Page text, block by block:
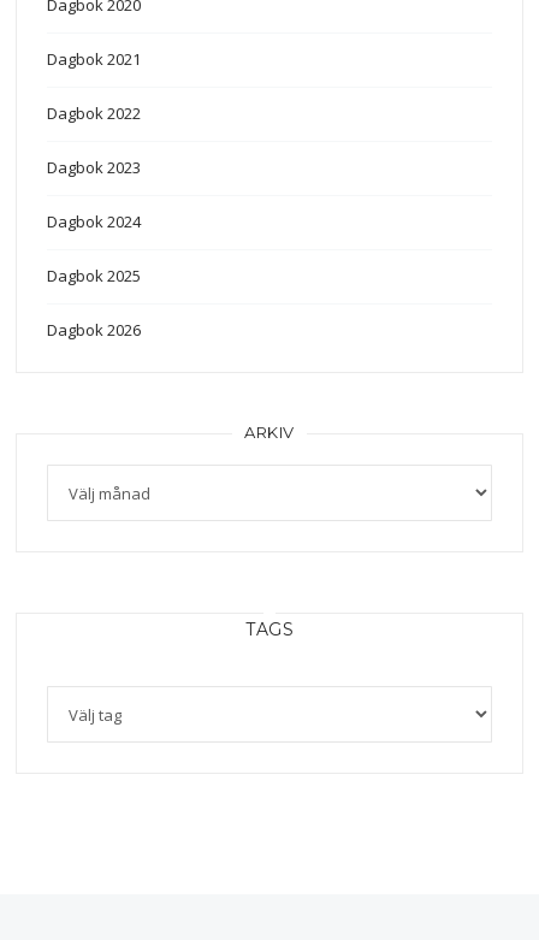
Dagbok 2020
Dagbok 2021
Dagbok 2022
Dagbok 2023
Dagbok 2024
Dagbok 2025
Dagbok 2026
ARKIV
Arkiv
TAGS